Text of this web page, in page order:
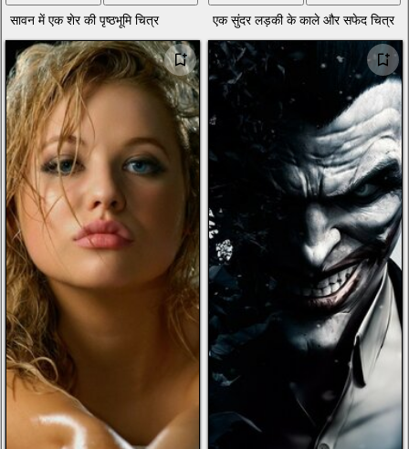
सावन में एक शेर की पृष्ठभूमि चित्र एक सुंदर लड़की के काले और सफेद चित्र